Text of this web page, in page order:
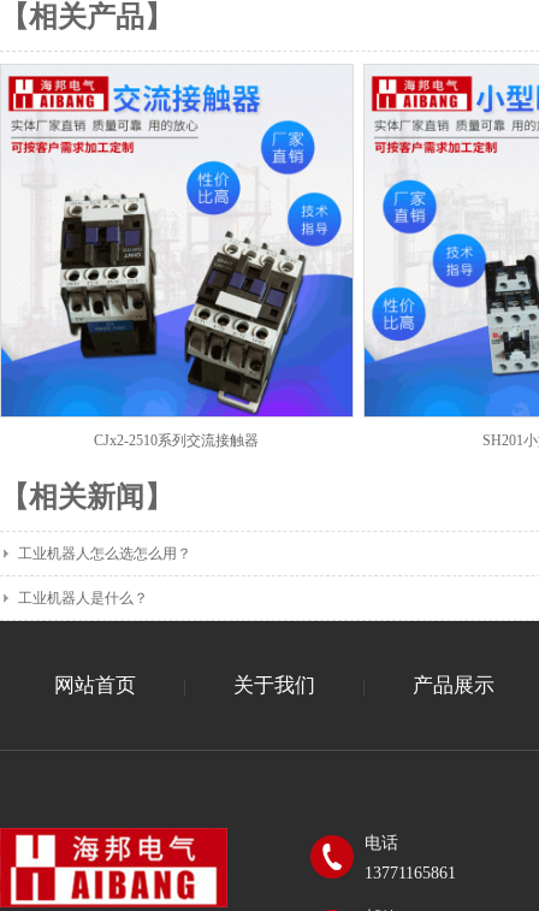
【相关产品】
CJx2-2510系列交流接触器 SH201
【相关新闻】
工业机器人怎么选怎么用？
工业机器人是什么？
网站首页 关于我们 产品展示
电话
13771165861